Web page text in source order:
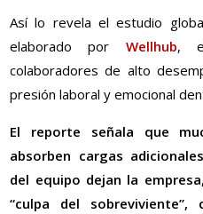
Así lo revela el estudio
elaborado por Wellhub,
colaboradores de alto
presión laboral y emocional
El reporte señala que
absorben cargas
del equipo dejan la
“culpa del